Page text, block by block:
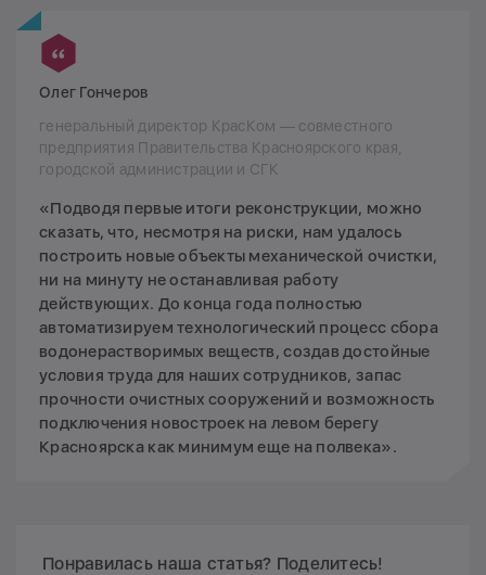
Олег Гончеров
генеральный директор КрасКом — совместного
предприятия Правительства Красноярского края,
городской администрации и СГК
«Подводя первые итоги реконструкции, можно
сказать, что, несмотря на риски, нам удалось
построить новые объекты механической очистки,
ни на минуту не останавливая работу
действующих. До конца года полностью
автоматизируем технологический процесс сбора
водонерастворимых веществ, создав достойные
условия труда для наших сотрудников, запас
прочности очистных сооружений и возможность
подключения новостроек на левом берегу
Красноярска как минимум еще на полвека».
Понравилась наша статья? Поделитесь!